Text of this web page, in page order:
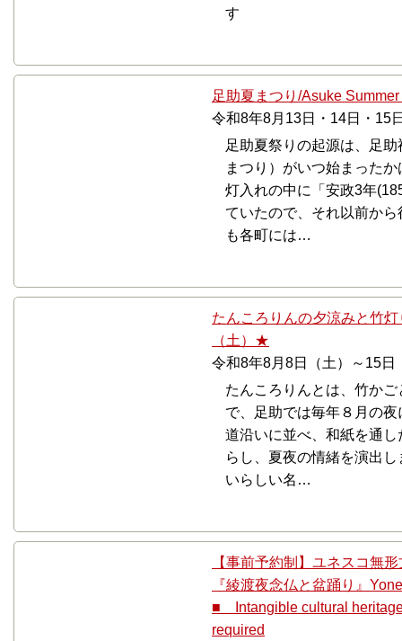
す
足助夏まつり/Asuke
令和8年8月13日・14日・15
足助夏祭りの起源は、足
まつり）がいつ始まった
灯入れの中に「安政3年
ていたので、それ以前か
も各町には…
たんころりんの夕涼みと竹
（土）★
令和8年8月8日（土）～15日
たんころりんとは、竹か
で、足助では毎年８月の
道沿いに並べ、和紙を通
らし、夏夜の情緒を演出
いらしい名…
【事前予約制】ユネスコ無
『綾渡夜念仏と盆踊り』
■ Intangible cultural
required